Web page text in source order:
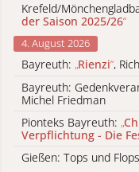
Krefeld/
der Saison 2025/26“
4. August 2026
Bayreuth: „Rienzi“,
Bayreuth:
Michel Friedman
Pionteks Bayreuth: „
Verpflichtung - Die
Gießen: Tops und